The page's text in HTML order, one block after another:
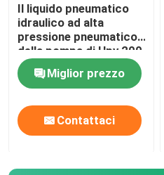
Il liquido pneumatico
idraulico ad alta
pressione pneumatico
della pompa di Hpv 200
pompa 1974 Antivari
Miglior prezzo
Contattaci